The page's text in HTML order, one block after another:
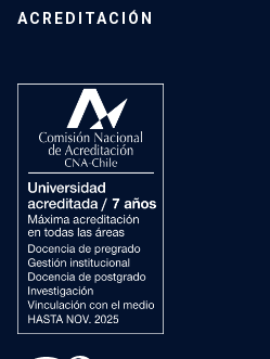
ACREDITACIÓN